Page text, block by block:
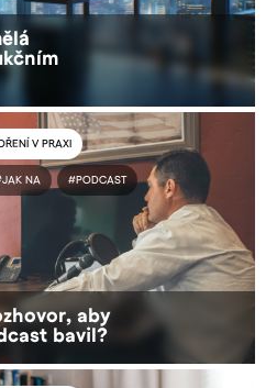
V PRAXI
NA #PODCAST
aby
bavil?